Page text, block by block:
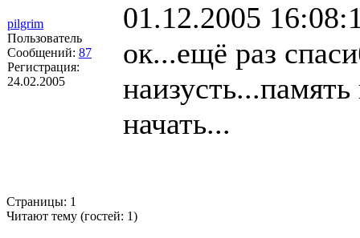
pilgrim
Пользователь
Сообщений: 87
Регистрация:
24.02.2005
01.12.2005
ок...ещё раз
начать...
Страницы: 1
Читают тему (гостей: 1)